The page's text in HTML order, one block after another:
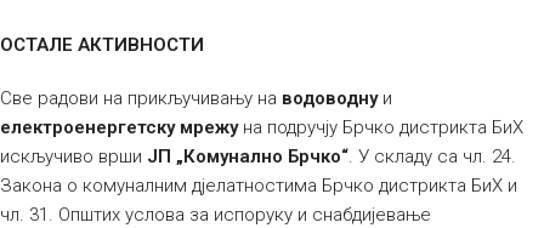
ОСТАЛЕ АКТИВНОСТИ
Све радови на прикључивању на водоводнуи
електроенергетску мрежуна подручју Брчко дистрикта БиХ
искључиво врши ЈП „Комунално Брчко“. У складу са чл. 24.
Закона о комуналним дјелатностима Брчко дистрикта БиХ и
чл. 31. Општих услова за испоруку и снабдијевање